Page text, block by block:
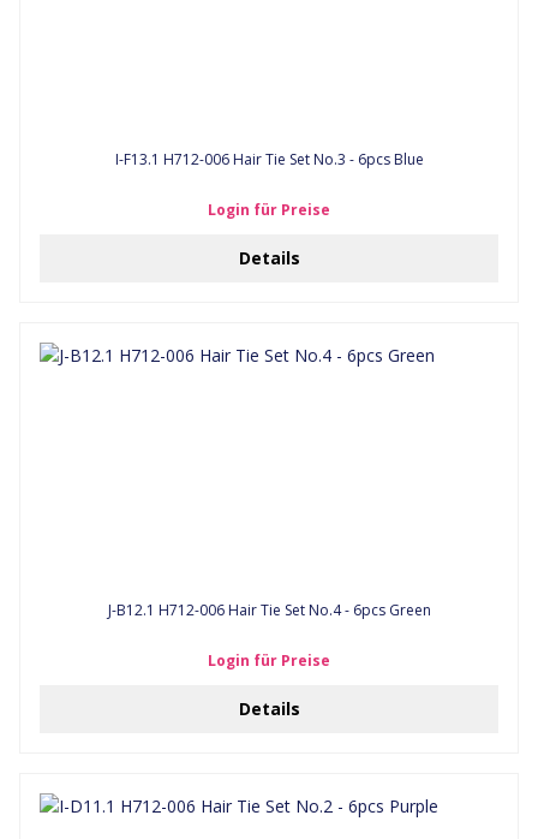
I-F13.1 H712-006 Hair Tie Set No.3 - 6pcs Blue
Login für Preise
Details
J-B12.1 H712-006 Hair Tie Set No.4 - 6pcs Green
Login für Preise
Details